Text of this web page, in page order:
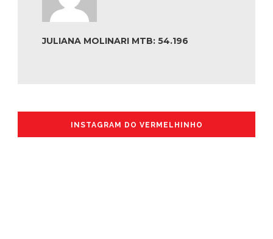
JULIANA MOLINARI MTB: 54.196
INSTAGRAM DO VERMELHINHO